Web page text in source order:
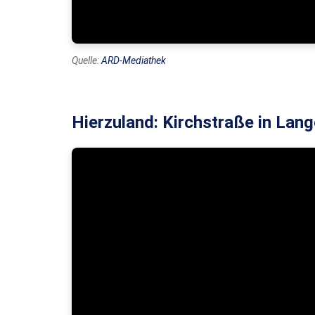
Quelle:ARD-Mediathek
Hierzuland: Kirchstraße in